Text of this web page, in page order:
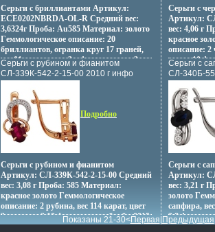
Серьги с бриллиантами Артикул:
ECE0202NBRDA-OL-R Средний вес:
3,6324г Проба: Au585 Материал: золото
Гeммологическое описание: 20
бриллиантов, огранка круг 17 граней,
вес 01 карат, цвет 3, вфжкг чистота 3.
Серьги с рубином и фианитом
СЛ-339К-542-2-15-00 2010 г инфо
Подробно
Серьги с рубином и фианитом
Артикул: СЛ-339К-542-2-15-00 Средний
вес: 3,08 г Проба: 585 Материал:
красное золото Гeммологическое
описание: 2 рубина, вес 114 карат, цвет
3, чистота 2 10 фианитов, весбхлбм 0015
карат.
Серьги с
Артикул:
вес: 4,06 г
красное
описание: 2
карат 10
карат.
Серьги с
СЛ-340Б-
Серьги с
Артикул:
вес: 3,21 г
золото
сапфира,
2 8
Показаны 21-30<Первая Предыдущая